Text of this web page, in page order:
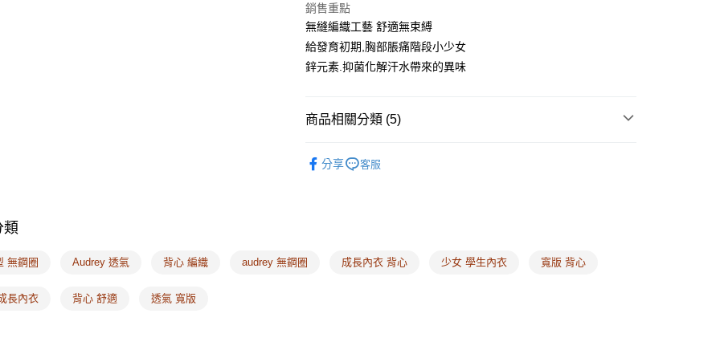
Google Pay
全盈+PAY
相關說明
便利好安心！
１．簡單：不需註冊會員、不需綁卡、不需儲值。
付」結帳頁面，進行簡訊認證並確認金額後，即可完成結帳。
銷售重點
無縫編織工藝 舒適無束縛
給發育初期,胸部脹痛階段小少女
鋅元素.抑菌化解汗水帶來的異味
商品相關分類 (5)
🔎簡易尺碼 L
分享 客服
類
無鋼圈 Audrey 透氣 背心 編織 audrey 無鋼圈 成長內衣 背心 少女 學生內衣 寬版 背心
長內衣 背心 舒適 透氣 寬版